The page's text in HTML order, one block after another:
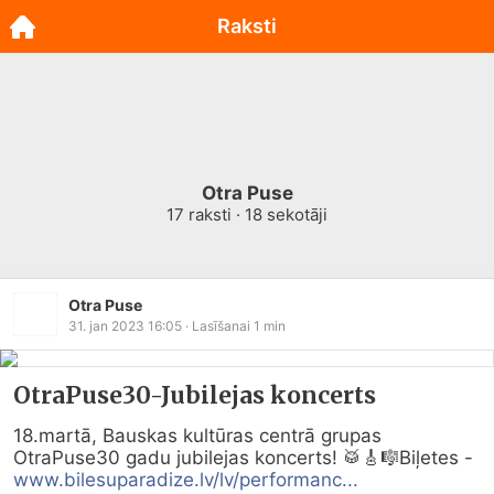
Otra Puse
17 raksti · 18 sekotāji
Otra Puse
31. jan 2023 16:05 · Lasīšanai 1 min
OtraPuse30-Jubilejas koncerts
18.martā, Bauskas kultūras centrā grupas
OtraPuse30 gadu jubilejas koncerts! 🥁🎸🎼Biļetes -
www.bilesuparadize.lv/lv/performanc...
Raksti